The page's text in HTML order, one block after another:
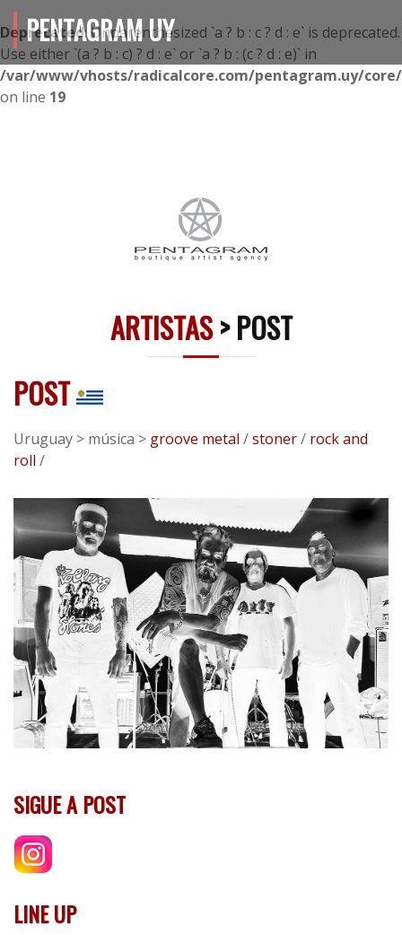
Deprecated: Unparenthesized `a ? b : c ? d : e` is deprecated.
Use either `(a ? b : c) ? d : e` or `a ? b : (c ? d : e)` in
/var/www/vhosts/radicalcore.com/pentagram.uy/
on line 19
PENTAGRAM UY
ARTISTAS> POST
POST
Uruguay > música > groove metal /stoner/ rock and
roll /
SIGUE A POST
LINE UP